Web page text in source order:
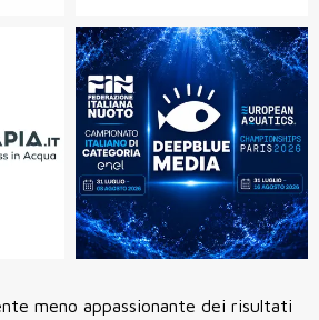
meno appassionante dei risultati